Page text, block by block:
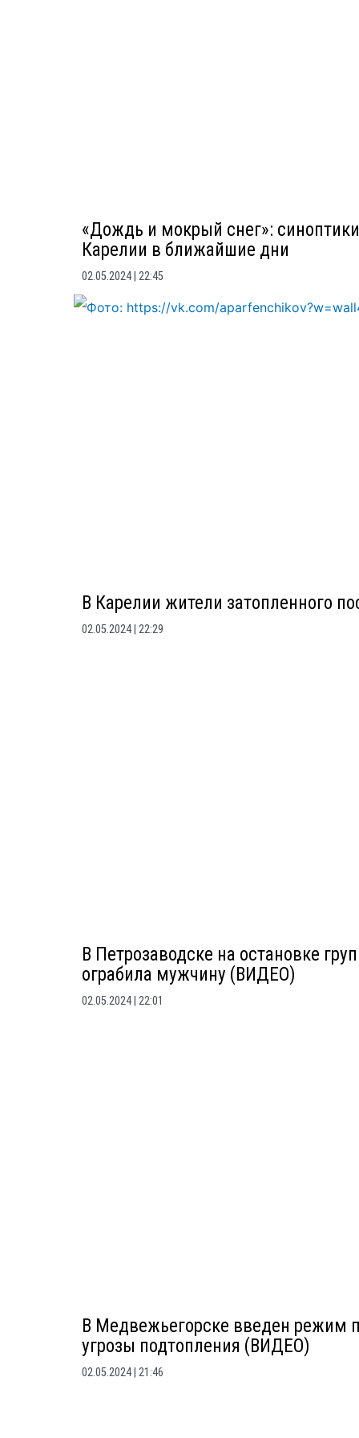
«Дождь и мокрый снег»:
Карелии в ближайшие дни
02.05.2024 22:45
В Карелии жители затопленного
02.05.2024 22:29
В Петрозаводске на остановке
ограбила мужчину (ВИДЕО)
02.05.2024 22:01
В Медвежьегорске введен режим
угрозы подтопления (ВИДЕО)
02.05.2024 21:46